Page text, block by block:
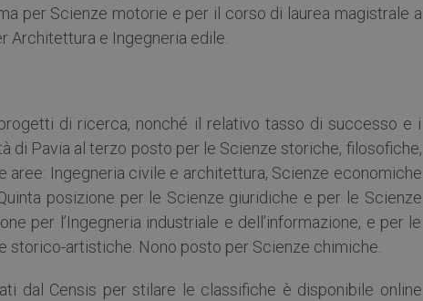
per Scienze motorie e per il corso di laurea magistrale a
Architettura e Ingegneria edile.
di ricerca, nonché il relativo tasso di successo e i
di Pavia al terzo posto per le Scienze storiche, filosofiche,
aree: Ingegneria civile e architettura, Scienze economiche
posizione per le Scienze giuridiche e per le Scienze
per l’Ingegneria industriale e dell’informazione, e per le
storico-artistiche. Nono posto per Scienze chimiche.
dal Censis per stilare le classifiche è disponibile online